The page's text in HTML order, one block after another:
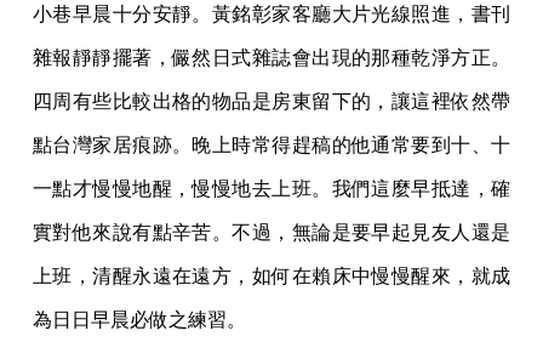
小巷早晨十分安靜。黃銘彰家客廳大片光線照進，書刊
雜報靜靜擺著，儼然日式雜誌會出現的那種乾淨方正。
四周有些比較出格的物品是房東留下的，讓這裡依然帶
點台灣家居痕跡。晚上時常得趕稿的他通常要到十、十
一點才慢慢地醒，慢慢地去上班。我們這麼早抵達，確
實對他來說有點辛苦。不過，無論是要早起見友人還是
上班，清醒永遠在遠方，如何在賴床中慢慢醒來，就成
為日日早晨必做之練習。